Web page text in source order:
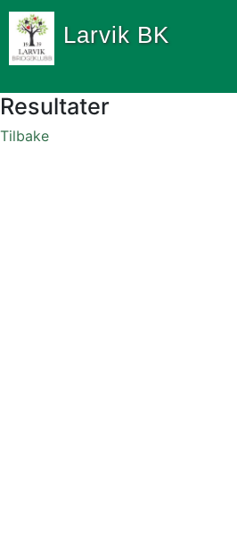
Larvik BK
Resultater
Tilbake